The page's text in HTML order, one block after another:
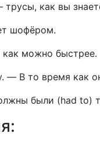
как вы
шофёром.
как можно быстрее.
— В то время как
были (had to)